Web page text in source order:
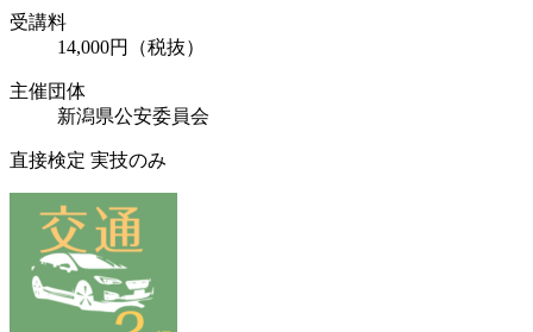
受講料
14,000円（税抜）
主催団体
新潟県公安委員会
直接検定 実技のみ